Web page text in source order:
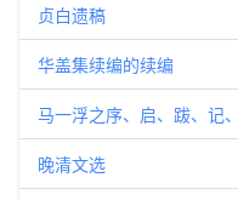
贞白遗稿
华盖集续编的续编
马一浮之序、启、跋、记
晚清文选